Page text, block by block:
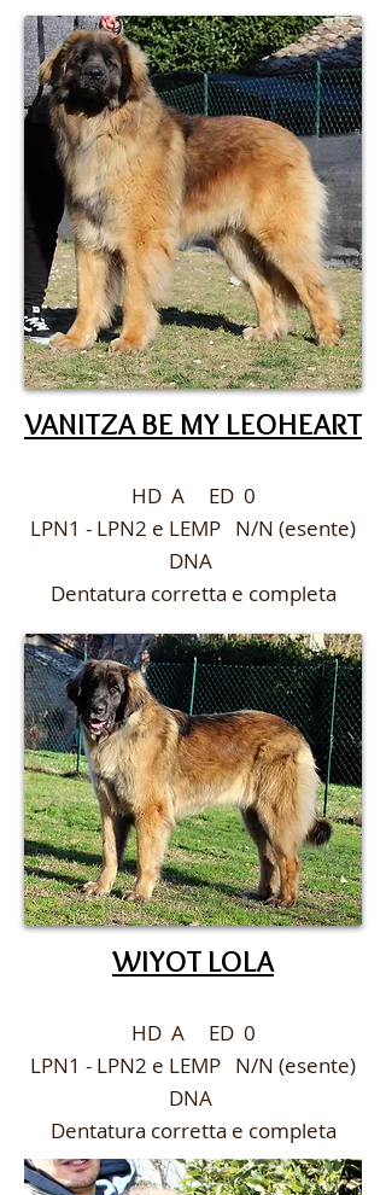
VANITZA BE MY LEOHEART
HD A ED 0
LPN1 - LPN2 e LEMP N/N (esente)
DNA
Dentatura corretta e completa
WIYOT LOLA
HD A ED 0
LPN1 - LPN2 e LEMP N/N (esente)
DNA
Dentatura corretta e completa